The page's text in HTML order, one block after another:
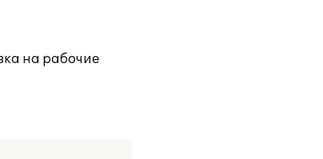
на рабочие